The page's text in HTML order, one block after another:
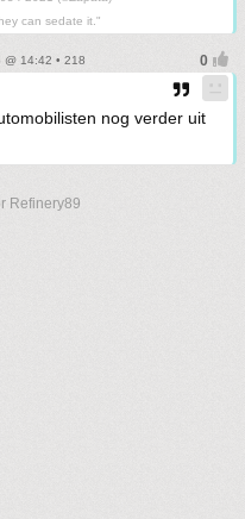
can sedate it."
@ 14:42 • 218
nog verder uit
Refinery89